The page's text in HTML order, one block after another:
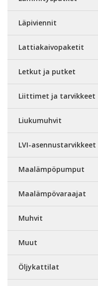
Läpiviennit
Lattiakaivopaketit
Letkut ja putket
Liittimet ja tarvikkeet
Liukumuhvit
LVI-asennustarvikkeet
Maalämpöpumput
Maalämpövaraajat
Muhvit
Muut
Öljykattilat